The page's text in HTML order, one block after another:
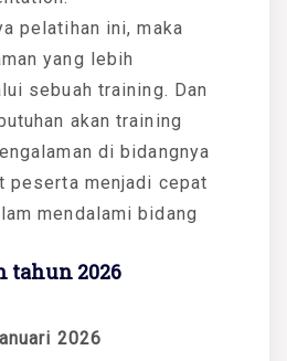
pelatihan ini, maka
yang lebih
sebuah training. Dan
akan training
di bidangnya
peserta menjadi cepat
mendalami bidang
tahun 2026
2026